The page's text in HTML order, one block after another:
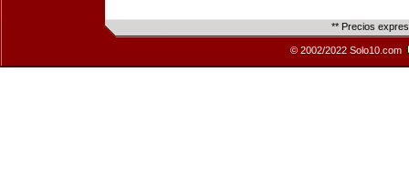
** Precios
© 2002/2022 Solo10.com